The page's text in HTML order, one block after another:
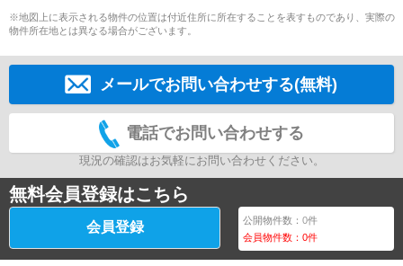
※地図上に表示される物件の位置は付近住所に所在することを表すものであり、実際の
物件所在地とは異なる場合がございます。
メールでお問い合わせする(無料)
電話でお問い合わせする
現況の確認はお気軽にお問い合わせください。
無料会員登録はこちら
会員登録 公開物件数：0件
会員物件数：0件